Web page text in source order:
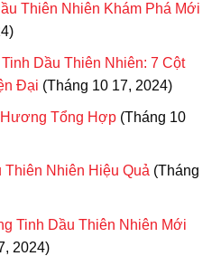
Thiên Nhiên Khám Phá Mới
Dầu Thiên Nhiên: 7 Cột
Đại (Tháng 10 17, 2024)
Tổng Hợp (Tháng 10
Thiên Nhiên Hiệu Quả (Tháng
Tinh Dầu Thiên Nhiên Mới
2024)